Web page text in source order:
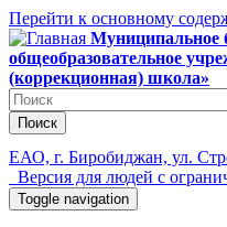
Перейти к основному
Муниципальное
общеобразовательное
(коррекционная) школа»
Поиск
ЕАО, г. Биробиджан, ул.
Версия для людей с
Toggle navigation